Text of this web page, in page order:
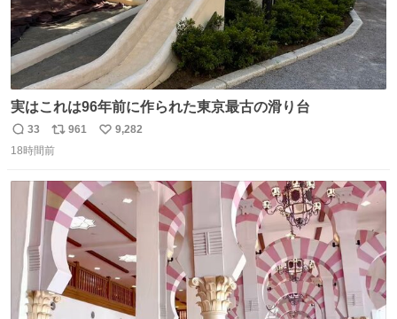
実はこれは96年前に作られた東京最古の滑り台
返
信
33
リ
ポ
ト
数
961
い
9,282
18時間前